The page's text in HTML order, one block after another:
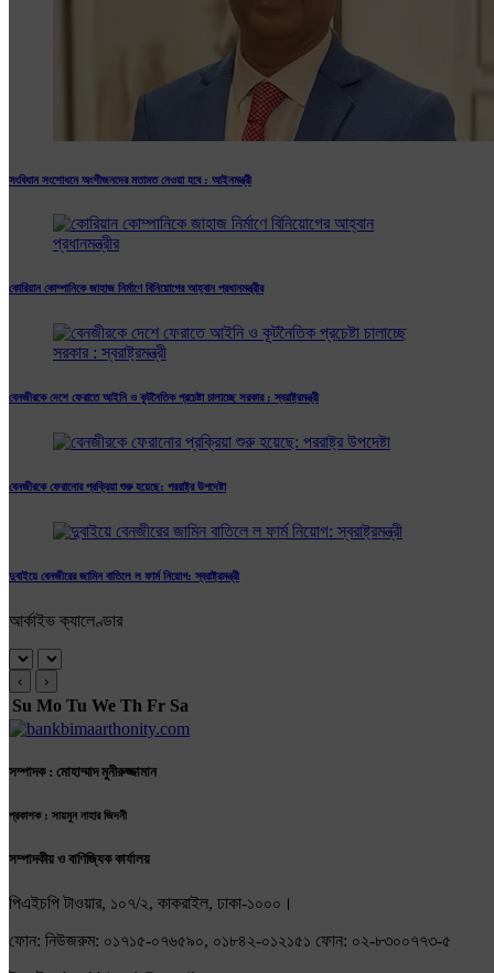
সংবিধান সংশোধনে অংশীজনদের মতামত নেওয়া হবে : আইনমন্ত্রী
কোরিয়ান কোম্পানিকে জাহাজ নির্মাণে বিনিয়োগের আহ্বান প্রধানমন্ত্রীর
বেনজীরকে দেশে ফেরাতে আইনি ও কূটনৈতিক প্রচেষ্টা চালাচ্ছে সরকার : স্বরাষ্ট্রমন্ত্রী
বেনজীরকে ফেরানোর প্রক্রিয়া শুরু হয়েছে: পররাষ্ট্র উপদেষ্টা
দুবাইয়ে বেনজীরের জামিন বাতিলে ল ফার্ম নিয়োগ: স্বরাষ্ট্রমন্ত্রী
আর্কাইভ ক্যালেণ্ডার
‹ ›
Su Mo Tu We Th Fr Sa
সম্পাদক : মোহাম্মাদ মুনীরুজ্জামান
প্রকাশক : সায়মুন নাহার জিদনী
সম্পাদকীয় ও বাণিজ্যিক কার্যালয়
পিএইচপি টাওয়ার, ১০৭/২, কাকরাইল, ঢাকা-১০০০।
ফোন: নিউজরুম: ০১৭১৫-০৭৬৫৯০, ০১৮৪২-০১২১৫১ ফোন: ০২-৮৩০০৭৭৩-৫